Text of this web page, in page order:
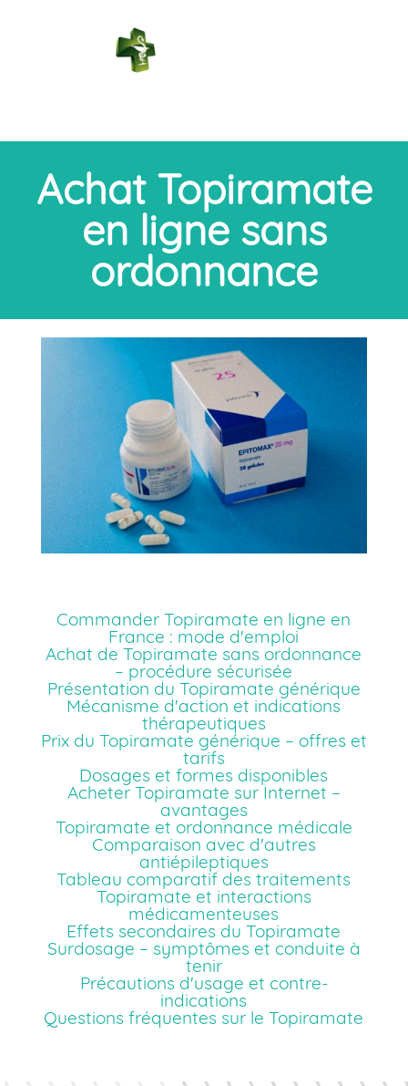
Achat Topiramate
en ligne sans
ordonnance
Commander Topiramate en ligne en
France : mode d'emploi
Achat de Topiramate sans ordonnance
– procédure sécurisée
Présentation du Topiramate générique
Mécanisme d'action et indications
thérapeutiques
Prix du Topiramate générique – offres et
tarifs
Dosages et formes disponibles
Acheter Topiramate sur Internet –
avantages
Topiramate et ordonnance médicale
Comparaison avec d'autres
antiépileptiques
Tableau comparatif des traitements
Topiramate et interactions
médicamenteuses
Effets secondaires du Topiramate
Surdosage – symptômes et conduite à
tenir
Précautions d'usage et contre-
indications
Questions fréquentes sur le Topiramate